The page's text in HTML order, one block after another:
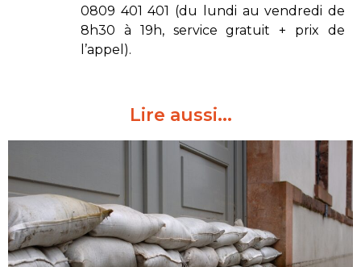
0809 401 401 (du lundi au vendredi de
8h30 à 19h, service gratuit + prix de
l’appel).
Lire aussi...